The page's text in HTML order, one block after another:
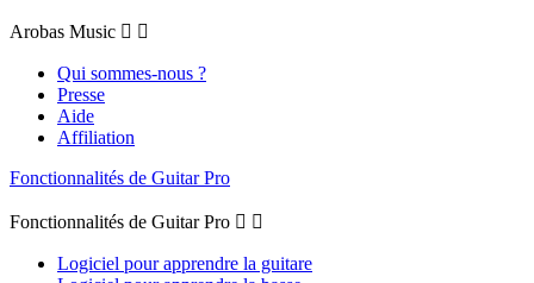
Arobas Music  
Qui sommes-nous ?
Presse
Aide
Affiliation
Fonctionnalités de Guitar Pro
Fonctionnalités de Guitar Pro  
Logiciel pour apprendre la guitare